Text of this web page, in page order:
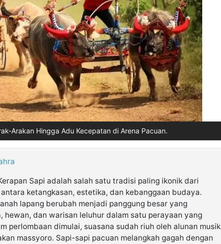
Arakan Hingga Adu Kecepatan di Arena Pacuan.
Sapi adalah salah satu tradisi paling ikonik dari
ketangkasan, estetika, dan kebanggaan budaya.
lapang berubah menjadi panggung besar yang
hewan, dan warisan leluhur dalam satu perayaan yang
perlombaan dimulai, suasana sudah riuh oleh alunan musik
massyoro. Sapi-sapi pacuan melangkah gagah dengan